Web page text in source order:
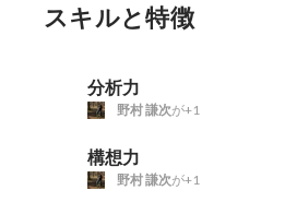
スキルと特徴
分析力
野村 謙次が+1
構想力
野村 謙次が+1